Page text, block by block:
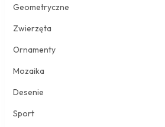
Geometryczne
Zwierzęta
Ornamenty
Mozaika
Desenie
Sport